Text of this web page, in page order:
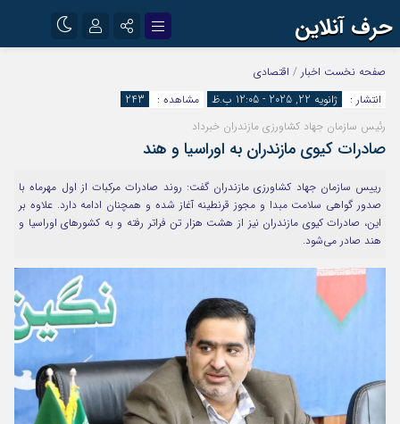
حرف آنلاین
اینستاگرام
آپارات
رمز عبور
مرا به خاطر بسپار
صفحه نخست اخبار / اقتصادی
انتشار :
ژانویه 22, 2025 - 12:05 ب.ظ مشاهده :
243
رئیس سازمان جهاد کشاورزی مازندران خبرداد
صادرات کیوی مازندران به اوراسیا و هند
رییس سازمان جهاد کشاورزی مازندران گفت: روند صادرات مرکبات از اول مهرماه با
صدور گواهی سلامت مبدا و مجوز قرنطینه آغاز شده و همچنان ادامه دارد. علاوه بر
این، صادرات کیوی مازندران نیز از هشت هزار تن فراتر رفته و به کشورهای اوراسیا و
هند صادر می‌شود.